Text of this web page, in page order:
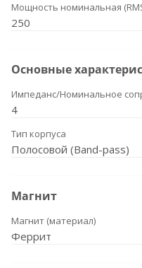
Мощность номинальная
250
Основные
Импеданс/Номинальное
4
Тип корпуса
Полосовой (Band-pass)
Магнит
Магнит (материал)
Феррит